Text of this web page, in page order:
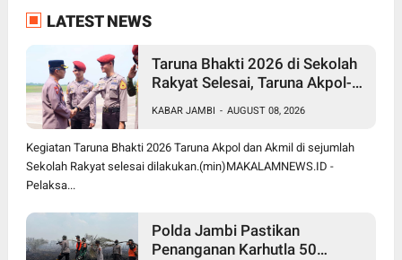
LATEST NEWS
Taruna Bhakti 2026 di Sekolah
Rakyat Selesai, Taruna Akpol-
Menggunakan Hercules A-7305
KABAR JAMBI - AUGUST 08, 2026
Kegiatan Taruna Bhakti 2026 Taruna Akpol dan Akmil di sejumlah
Sekolah Rakyat selesai dilakukan.(min)MAKALAMNEWS.ID -
Pelaksa...
Polda Jambi Pastikan
Penanganan Karhutla 50